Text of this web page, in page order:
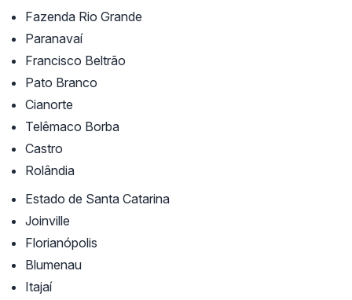
Fazenda Rio Grande
Paranavaí
Francisco Beltrão
Pato Branco
Cianorte
Telêmaco Borba
Castro
Rolândia
Estado de Santa Catarina
Joinville
Florianópolis
Blumenau
Itajaí